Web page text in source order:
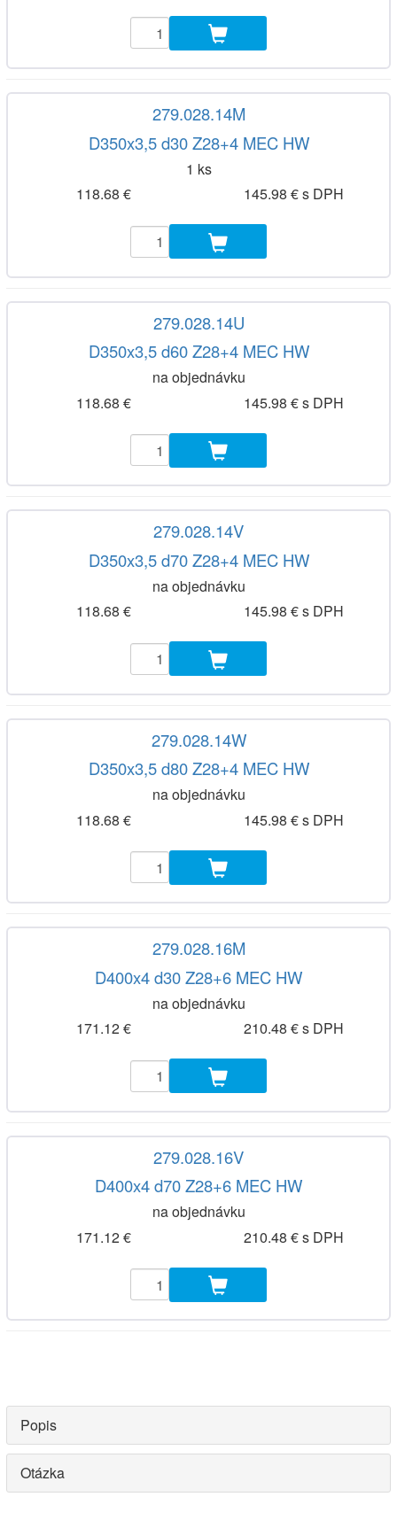
279.028.14M
D350x3,5 d30 Z28+4 MEC HW
1 ks
118.68 €
145.98 € s DPH
279.028.14U
D350x3,5 d60 Z28+4 MEC HW
na objednávku
118.68 €
145.98 € s DPH
279.028.14V
D350x3,5 d70 Z28+4 MEC HW
na objednávku
118.68 €
145.98 € s DPH
279.028.14W
D350x3,5 d80 Z28+4 MEC HW
na objednávku
118.68 €
145.98 € s DPH
279.028.16M
D400x4 d30 Z28+6 MEC HW
na objednávku
171.12 €
210.48 € s DPH
279.028.16V
D400x4 d70 Z28+6 MEC HW
na objednávku
171.12 €
210.48 € s DPH
Popis
Otázka